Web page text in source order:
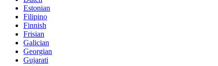
Estonian
Filipino
Finnish
Frisian
Galician
Georgian
Gujarati